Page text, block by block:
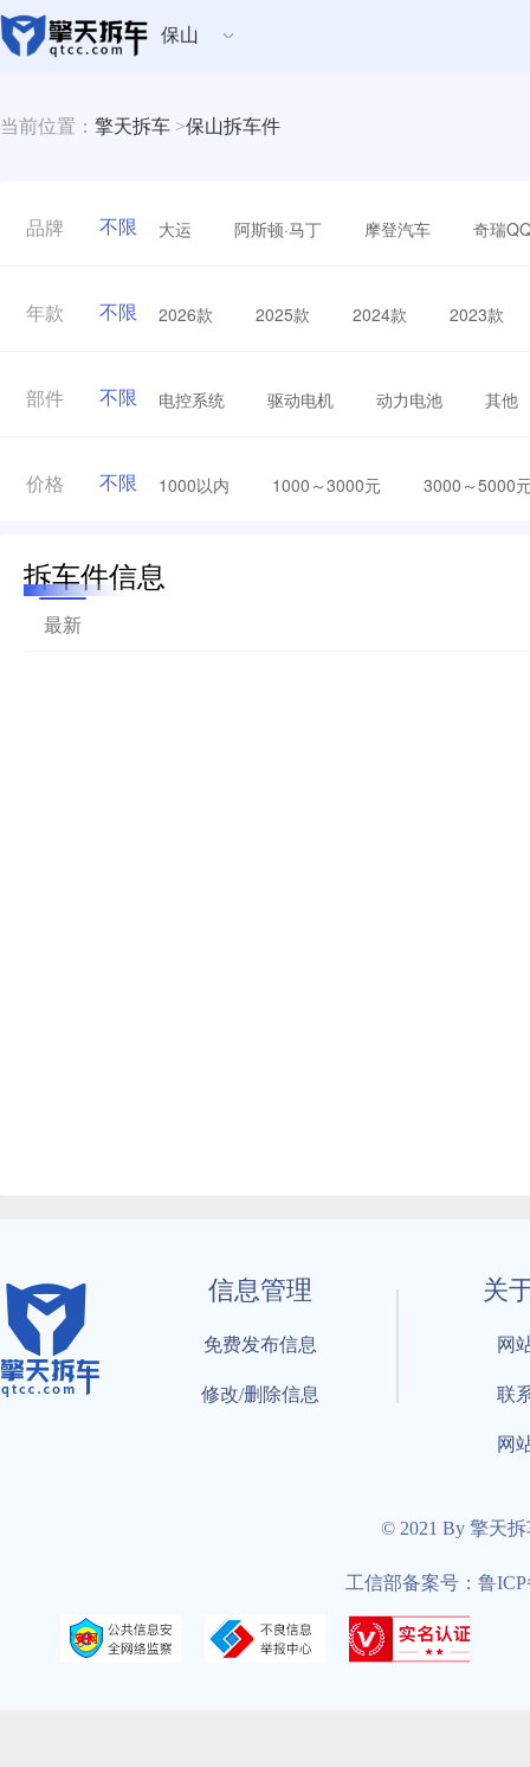
保山
当前位置： 擎天拆车 >保山拆车件
品牌 不限 大运 阿斯顿·马丁 摩登汽车 奇瑞
年款 不限 2026款 2025款 2024款 2023款
部件 不限 电控系统 驱动电机 动力电池 其他
价格 不限 1000以内 1000～3000元 3000～5000
拆车件信息
最新
信息管理
免费发布信息
修改/删除信息
关
网
联
网
© 2021 By 擎天
工信部备案号：鲁